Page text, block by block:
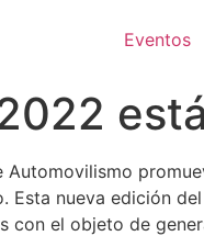
Eventos
Automovilismo
Esta nueva edición
el objeto de